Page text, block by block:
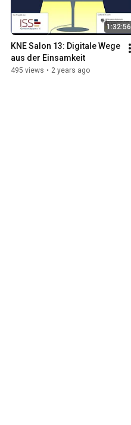
1:32:56
KNE Salon 13: Digitale Wege
aus der Einsamkeit
495 views • 2 years ago